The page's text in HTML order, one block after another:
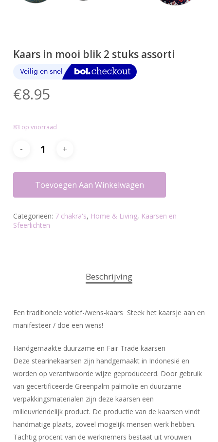
Kaars in mooi blik 2 stuks assorti
€8.95
83 op voorraad
Toevoegen Aan Winkelwagen
Categorieën: 7 chakra's, Home & Living, Kaarsen en
Sfeerlichten
Beschrijving
Een traditionele votief-/wens-kaars Steek het kaarsje aan en
manifesteer / doe een wens!
Handgemaakte duurzame en Fair Trade kaarsen
​Deze stearinekaarsen zijn handgemaakt in Indonesië en
worden op verantwoorde wijze geproduceerd. Door gebruik
van gecertificeerde Greenpalm palmolie en duurzame
verpakkingsmaterialen zijn deze kaarsen een
milieuvriendelijk product. De productie van de kaarsen vindt
handmatige plaats, zoveel mogelijk mensen werk hebben.
Tachtig procent van de werknemers bestaat uit vrouwen.